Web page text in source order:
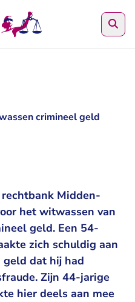
crimineel geld
Midden-
het witwassen van
geld. Een 54-
zich schuldig aan
dat hij had
Zijn 44-jarige
hier deels aan mee